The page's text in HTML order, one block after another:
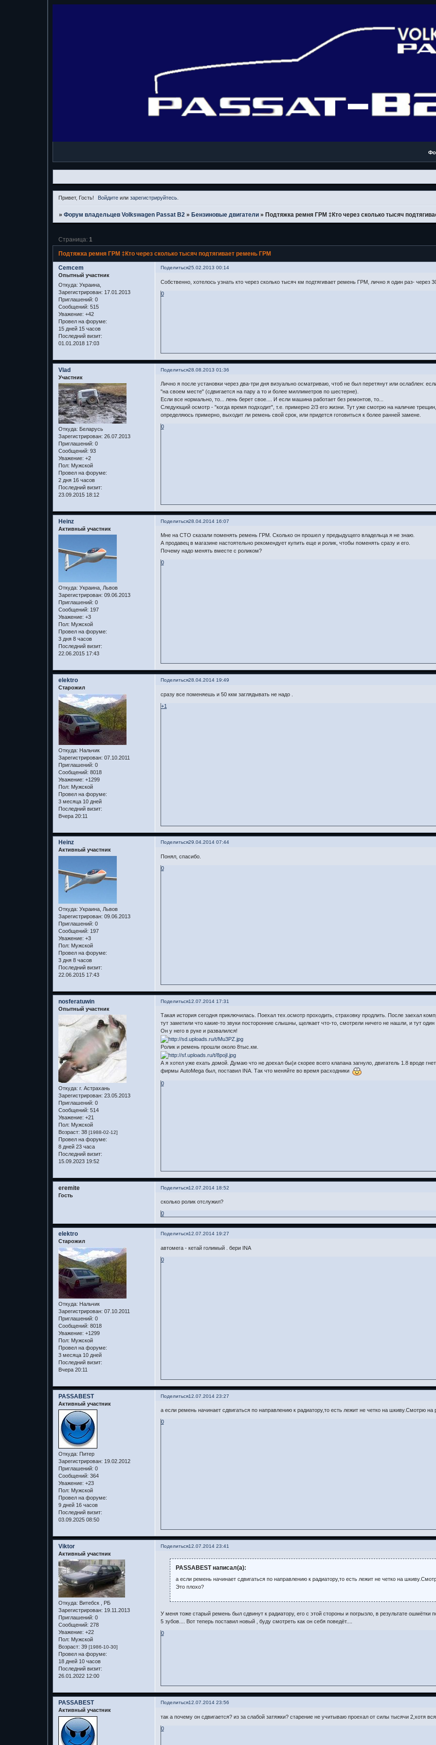
Привет, Гость! Войдите илизарегистрируйтесь.
» Форум владельцев Volkswagen Passat B2 » Бензиновые двигатели » Подтяжка ремня ГРМ ‡Кто через сколько тысяч
Подтяжка ремня ГРМ ‡Кто через сколько тысяч подтягивает ремень ГРМ
Страница: 1
Поделиться25.02.2013 00:14
Cemcem
Опытный участник
Откуда: Украина,
Зарегистрирован: 17.01.2013
Приглашений: 0
Сообщений: 515
Уважение: +42
Провел на форуме:
15 дней 15 часов
Последний визит:
01.01.2018 17:03
Собственно, хотелось узнать кто через сколько тысяч км подтягивает ремень ГРМ, лично я один раз- через
0
Поделиться28.08.2013 01:36
Vlad
Участник
Откуда: Беларусь
Зарегистрирован: 26.07.2013
Приглашений: 0
Сообщений: 93
Уважение: +2
Пол: Мужской
Провел на форуме:
2 дня 16 часов
Последний визит:
23.09.2015 18:12
Лично я после установки через два-три дня визуально осматриваю, чтоб не был перетянут или ослаблен:
"на своем месте" (сдвигается на пару а то и более миллиметров по шестерне).
Если все нормально, то... лень берет свое.... И если машина работает без ремонтов, то...
Следующий осмотр - "когда время подходит", т.е. примерно 2/3 его жизни. Тут уже смотрю на наличие
определяюсь примерно, выходит ли ремень свой срок, или придется готовиться к более ранней замене.
0
Поделиться28.04.2014 16:07
Heinz
Активный участник
Откуда: Украина, Львов
Зарегистрирован: 09.06.2013
Приглашений: 0
Сообщений: 197
Уважение: +3
Пол: Мужской
Провел на форуме:
3 дня 8 часов
Последний визит:
22.06.2015 17:43
Мне на СТО сказали поменять ремень ГРМ. Сколько он прошел у предыдущего владельца я не знаю.
А продавец в магазине настоятельно рекомендует купить еще и ролик, чтобы поменять сразу и его.
Почему надо менять вместе с роликом?
0
Поделиться28.04.2014 19:49
elektro
Старожил
Откуда: Нальчик
Зарегистрирован: 07.10.2011
Приглашений: 0
Сообщений: 8018
Уважение: +1299
Пол: Мужской
Провел на форуме:
3 месяца 10 дней
Последний визит:
Вчера 20:11
сразу все поменяешь и 50 ккм заглядывать не надо .
+1
Поделиться29.04.2014 07:44
Heinz
Активный участник
Откуда: Украина, Львов
Зарегистрирован: 09.06.2013
Приглашений: 0
Сообщений: 197
Уважение: +3
Пол: Мужской
Провел на форуме:
3 дня 8 часов
Последний визит:
22.06.2015 17:43
Понял, спасибо.
0
Поделиться12.07.2014 17:31
nosferatuwin
Опытный участник
Откуда: г. Астрахань
Зарегистрирован: 23.05.2013
Приглашений: 0
Сообщений: 514
Уважение: +21
Пол: Мужской
Возраст: 38 [1988-02-12]
Провел на форуме:
8 дней 23 часа
Последний визит:
15.09.2023 19:52
Такая история сегодня приключилась. Поехал тех.осмотр проходить, страховку продлить. После заехал
тут заметили что какие-то звуки посторонние слышны, щелкает что-то, смотрели ничего не нашли, и тут
Он у него в руке и развалился!
Ролик и ремень прошли около 8тыс.км.
А я хотел уже ехать домой. Думаю что не доехал бы(и скорее всего клапана загнуло, двигатель 1.8 вроде
фирмы AutoMega был, поставил INA. Так что меняйте во время расходники
0
Поделиться12.07.2014 18:52
eremite
Гость
сколько ролик отслужил?
0
Поделиться12.07.2014 19:27
elektro
Старожил
Откуда: Нальчик
Зарегистрирован: 07.10.2011
Приглашений: 0
Сообщений: 8018
Уважение: +1299
Пол: Мужской
Провел на форуме:
3 месяца 10 дней
Последний визит:
Вчера 20:11
автомега - кетай голимый . бери INA
0
Поделиться12.07.2014 23:27
PASSABEST
Активный участник
Откуда: Питер
Зарегистрирован: 19.02.2012
Приглашений: 0
Сообщений: 364
Уважение: +23
Пол: Мужской
Провел на форуме:
9 дней 16 часов
Последний визит:
03.09.2025 08:50
а если ремень начинает сдвигаться по направлению к радиатору,то есть лежит не четко на шкиву.Смотрю
0
Поделиться12.07.2014 23:41
Viktor
Активный участник
Откуда: Витебск , РБ
Зарегистрирован: 19.11.2013
Приглашений: 0
Сообщений: 278
Уважение: +22
Пол: Мужской
Возраст: 39 [1986-10-30]
Провел на форуме:
18 дней 10 часов
Последний визит:
26.01.2022 12:00
PASSABEST написал(а):
а если ремень начинает сдвигаться по направлению к радиатору,то есть лежит не четко на
Это плохо?
У меня тоже старый ремень был сдвинут к радиатору, его с этой стороны и погрызло, в результате
5 зубов.... Вот теперь поставил новый , буду смотреть как он себя поведёт....
0
Поделиться12.07.2014 23:56
PASSABEST
Активный участник
так а почему он сдвигается? из за слабой затяжки? старение не учитываю проехал от силы тысячи 2,хотя
0